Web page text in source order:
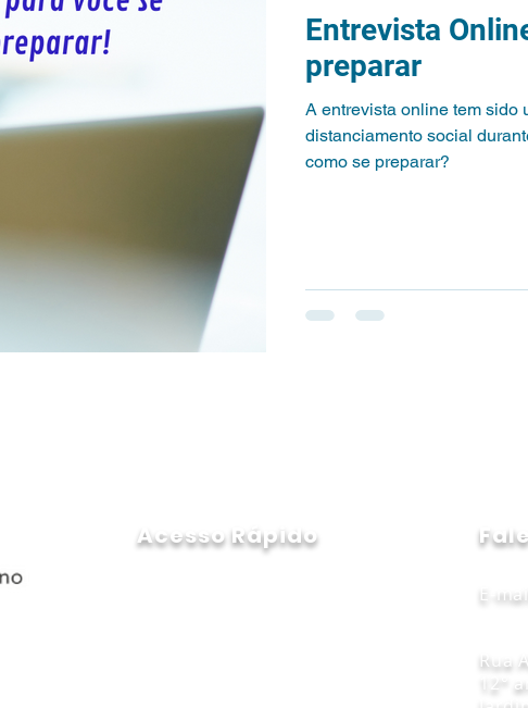
Entrevista
preparar
A entrevista online tem sido
distanciamento social
como se preparar?
Acesso Rápido
E-
Rua
12°